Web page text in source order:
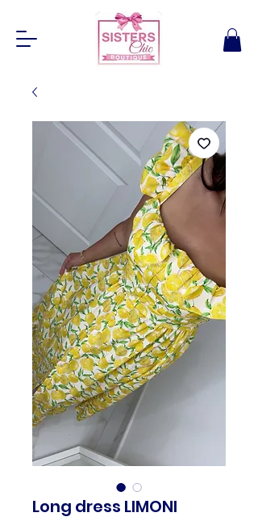
Long dress LIMONI